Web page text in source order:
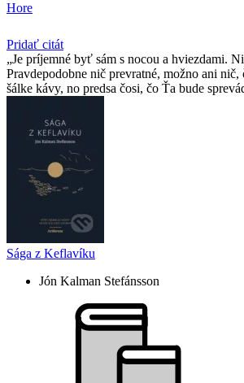
Hore
Pridať citát
Je príjemné byť sám s nocou a hviezdami.
Pravdepodobne nič prevratné, možno ani
šálke kávy, no predsa čosi, čo Ťa bude
Sága z Keflavíku
Jón Kalman Stefánsson